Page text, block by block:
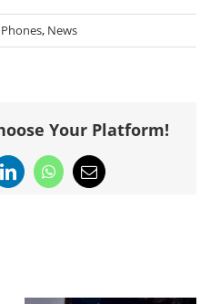
, News
Your Platform!
LinkedInWhatsApp
Email